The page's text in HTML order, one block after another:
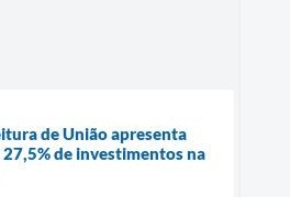
de União apresenta
de investimentos na